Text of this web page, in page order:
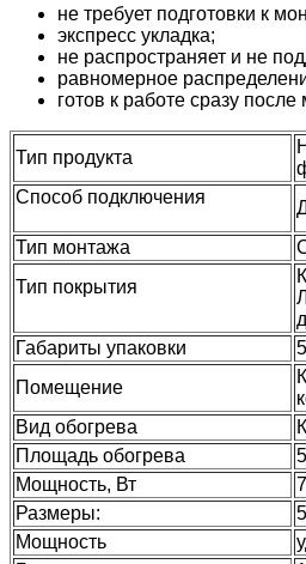
не требует подготовки к
экспресс укладка;
не распространяет и не
равномерное
готов к работе сразу
Тип продукта
Способ подключения
Тип монтажа
Тип покрытия
Габариты упаковки
Помещение
Вид обогрева
Площадь обогрева
Мощность, Вт
Размеры:
Мощность